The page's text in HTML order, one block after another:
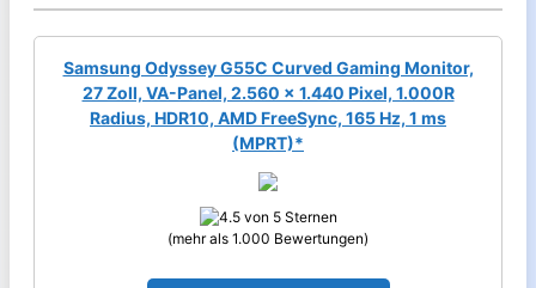
Samsung Odyssey G55C Curved Gaming Monitor,
27 Zoll, VA-Panel, 2.560 x 1.440 Pixel, 1.000R
Radius, HDR10, AMD FreeSync, 165 Hz, 1 ms
(MPRT)*
(mehr als 1.000 Bewertungen)